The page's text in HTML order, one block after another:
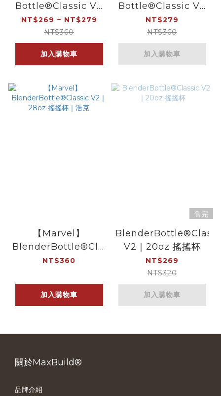
Bottle®Classic V2
｜20oz/28oz 搖搖杯
｜紫玫瑰
NT$269 ~ NT$279
NT$360
加入購物車
Bottle®Classic V2
｜28oz 搖搖杯｜貝果
NT$279
NT$360
加入購物車
【Marvel】
BlenderBottle®Classic
V2｜28oz 搖搖杯｜
NT$360
加入購物車
售完
V2｜20oz 搖搖杯
NT$269
NT$320
加入購物車
關於MaxBuild®
品牌介紹